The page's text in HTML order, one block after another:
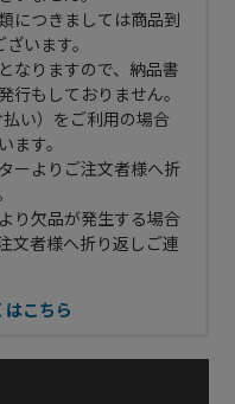
につきましては商品到
います。
なりますので、納品書
行もしておりません。
い）をご利用の場合
ます。
ーよりご注文者様へ折
り欠品が発生する場合
文者様へ折り返しご連
こちら